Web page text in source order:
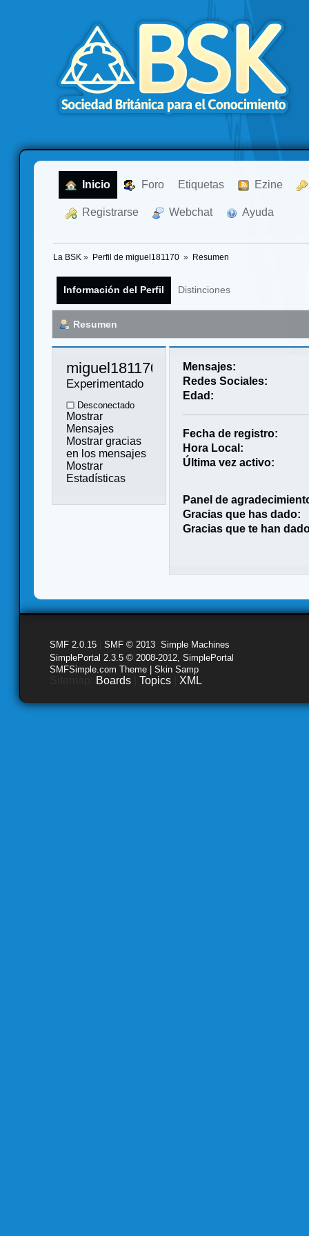
Inicio Foro Etiquetas Ezine
Registrarse Webchat Ayuda
La BSK » Perfil de miguel181170 » Resumen
Información del Perfil Distinciones
Resumen
Experimentado
Desconectado
Mostrar
Mensajes
Mostrar gracias
en los mensajes
Mostrar
Estadísticas
Mensajes:
Redes Sociales:
Edad:
Fecha de registro:
Hora Local:
Última vez activo:
Panel de
Gracias que has dado:
Gracias que te han
SMF 2.0.15 SMF © 2013 Simple Machines
SimplePortal 2.3.5 © 2008-2012, SimplePortal
SMFSimple.com Theme | Skin Samp
Boards Topics XML